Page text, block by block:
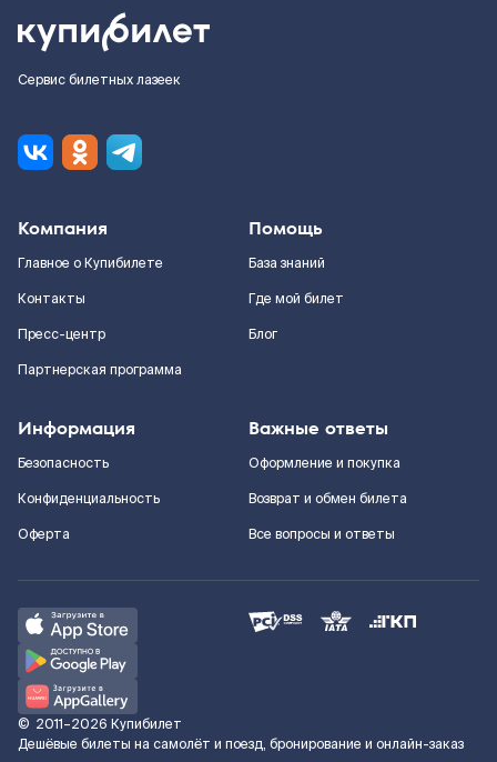
Сервис билетных лазеек
Компания
Главное о Купибилете
Контакты
Пресс-центр
Партнерская программа
Помощь
База знаний
Где мой билет
Блог
Информация
Безопасность
Конфиденциальность
Оферта
Важные ответы
Оформление и покупка
Возврат и обмен билета
Все вопросы и ответы
© 2011–2026 Купибилет
Дешёвые билеты на самолёт и поезд, бронирование и онлайн-заказ